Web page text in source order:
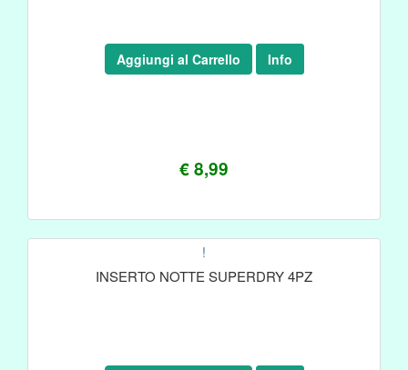
€ 8,99
Aggiungi al Carrello Info
!
INSERTO NOTTE SUPERDRY 4PZ